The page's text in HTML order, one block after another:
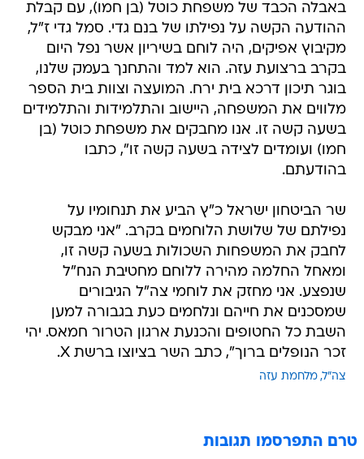
באבלה הכבד של משפחת כוטל (בן חמו), עם קבלת
ההודעה הקשה על נפילתו של בנם גדי. סמל גדי ז"ל,
מקיבוץ אפיקים, היה לוחם בשיריון אשר נפל היום
בקרב ברצועת עזה. הוא למד והתחנך בעמק שלנו,
בוגר תיכון דרכא בית ירח. המועצה וצוות בית הספר
מלווים את המשפחה, היישוב והתלמידות והתלמידים
בשעה קשה זו. אנו מחבקים את משפחת כוטל (בן
חמו) ועומדים לצידה בשעה קשה זו", כתבו
בהודעתם.
שר הביטחון ישראל כ"ץ הביע את תנחומיו על
נפילתם של שלושת הלוחמים בקרב. "‏אני מבקש
לחבק את המשפחות השכולות בשעה קשה זו,
ומאחל החלמה מהירה ללוחם מחטיבת הנח"ל
שנפצע. ‏אני מחזק את לוחמי צה"ל הגיבורים
שמסכנים את חייהם ונלחמים כעת בגבורה למען
השבת כל החטופים והכנעת ארגון הטרור חמאס. ‏יהי
זכר הנופלים ברוך", כתב השר בציוצו ברשת X.
צה"ל מלחמת עזה
טרם התפרסמו תגובות